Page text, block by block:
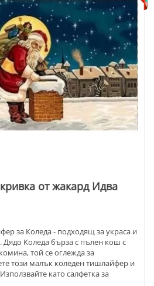
от жакард Идва
за Коледа - подходящ за украса и
Дядо Коледа бърза с пълен кош с
той се оглежда за
този малък коледен тишлайфер и
като салфетка за